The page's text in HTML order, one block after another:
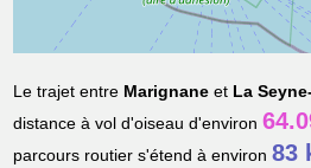
Le trajet entre Marignane et La
distance à vol d'oiseau d'environ
parcours routier s'étend à environ83